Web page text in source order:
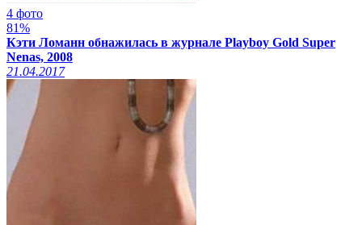
4 фото
81%
Кэти Ломанн обнажилась в журнале Playboy Gold Super
Nenas, 2008
21.04.2017